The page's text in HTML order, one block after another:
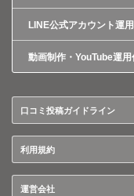
LINE公式アカウント運
動画制作・YouTube運
口コミ投稿ガイドライン
利用規約
運営会社